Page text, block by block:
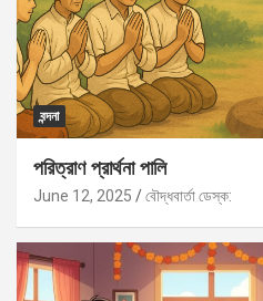
বন্দনা
পরিত্রাণ প্রার্থনা পালি
June 12, 2025 বৌদ্ধবার্তা ডেস্ক: